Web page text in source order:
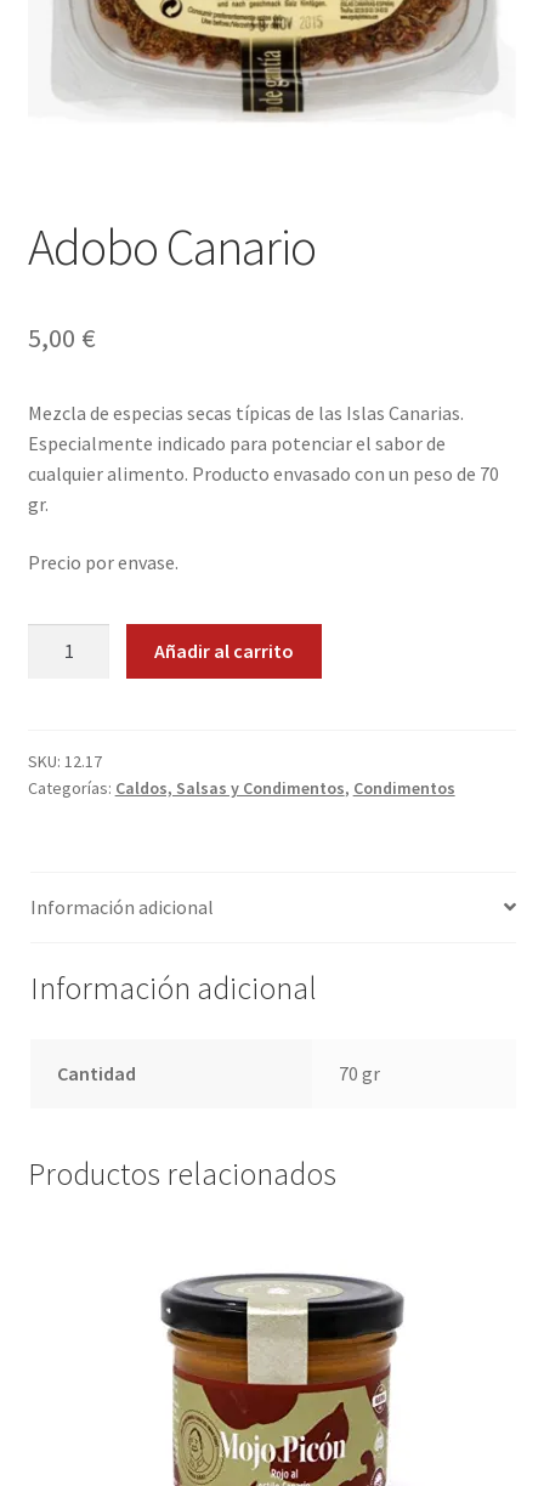
Finalizar compra
Mi cuenta
Novedades
Pescados y Mariscos
Política de Privacidad Y Cookies
Quienes somos
Tienda
Adobo Canario
5,00 €
Mezcla de especias secas típicas de las Islas Canarias.
Especialmente indicado para potenciar el sabor de
cualquier alimento. Producto envasado con un peso de 70
gr.
Precio por envase.
Añadir al carrito
SKU: 12.17
Categorías: Caldos, Salsas y Condimentos, Condimentos
Información adicional
Información adicional
Cantidad 70 gr
Productos relacionados